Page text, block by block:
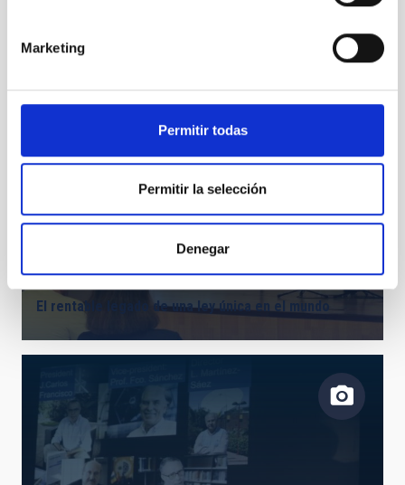
Marketing
Permitir todas
Permitir la selección
Denegar
EN MEMORIA DE STEPHEN HAWKING
El rentable legado de una ley única en el mundo